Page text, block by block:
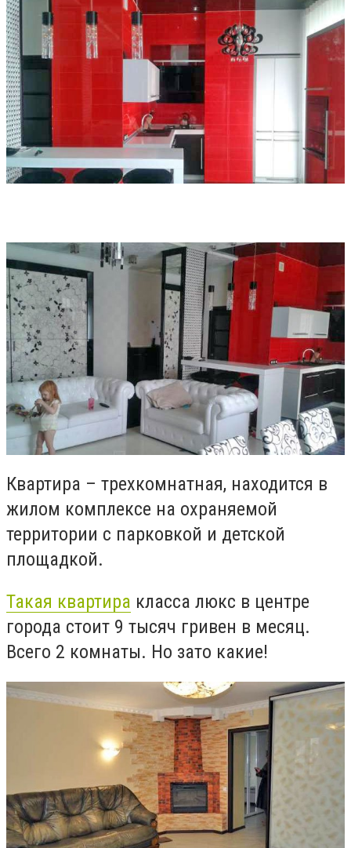
Квартира – трехкомнатная, находится в
жилом комплексе на охраняемой
территории с парковкой и детской
площадкой.
Такая квартира класса люкс в центре
города стоит 9 тысяч гривен в месяц.
Всего 2 комнаты. Но зато какие!